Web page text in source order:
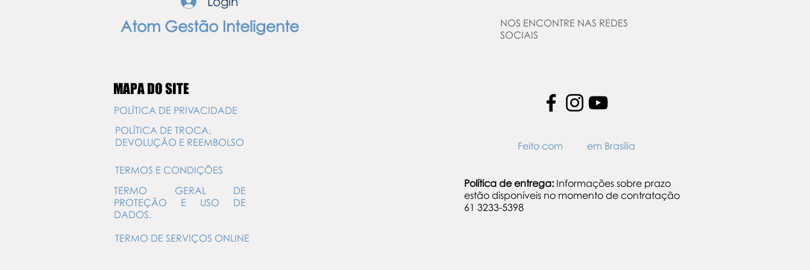
Atom Gestão Inteligente
NOS ENCONTRE NAS REDES
SOCIAIS
MAPA DO SITE
POLÍTICA DE PRIVACIDADE
POLÍTICA DE TROCA,
DEVOLUÇÃO E REEMBOLSO
TERMOS E CONDIÇÕES
TERMO GERAL DE
PROTEÇÃO E USO DE
DADOS.
TERMO DE SERVIÇOS ONLINE
Feito com em Brasília
Política de entrega: Informações sobre prazo
estão disponíveis no momento de contratação
61 3233-5398